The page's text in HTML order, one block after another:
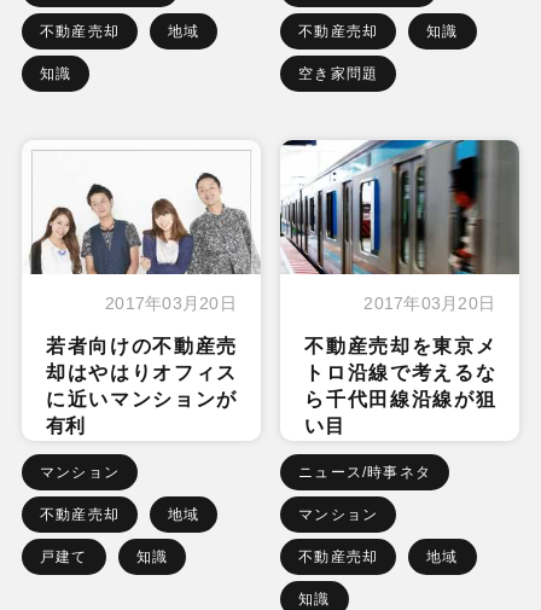
不動産売却 地域
知識
不動産売却 知識
空き家問題
2017年03月20日
若者向けの不動産売
却はやはりオフィス
に近いマンションが
有利
マンション
不動産売却 地域
戸建て 知識
2017年03月20日
不動産売却を東京メ
トロ沿線で考えるな
ら千代田線沿線が狙
い目
ニュース/時事ネタ
マンション
不動産売却 地域
知識